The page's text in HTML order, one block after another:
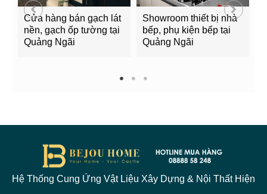
Cửa hàng bán gạch lát
nền, gạch ốp tường tại
Quảng Ngãi
Showroom thiết bị nhà
bếp, phụ kiện bếp tại
Quảng Ngãi
1 2 3
Hệ Thống Cung Ứng Vật Liệu Xây Dựng & Nội Thất Hiện